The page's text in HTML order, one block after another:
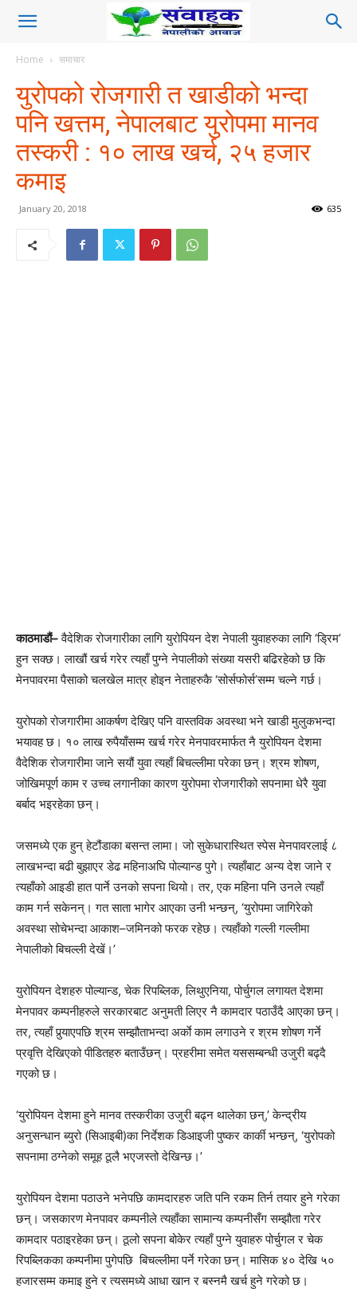
Home समाचार
युरोपको रोजगारी त खाडीको भन्दा
पनि खत्तम, नेपालबाट युरोपमा मानव
तस्करी : १० लाख खर्च, २५ हजार
कमाइ
January 20, 2018 635
काठमाडौं–वैदेशिक रोजगारीका लागि युरोपियन देश नेपाली युवाहरुका लागि ‘ड्रिम’
हुन सक्छ। लाखौं खर्च गरेर त्यहाँ पुग्ने नेपालीको संख्या यसरी बढिरहेको छ कि
मेनपावरमा पैसाको चलखेल मात्र होइन नेताहरुकै ‘सोर्सफोर्स’सम्म चल्ने गर्छ।
युरोपको रोजगारीमा आकर्षण देखिए पनि वास्तविक अवस्था भने खाडी मुलुकभन्दा
भयावह छ। १० लाख रुपैयाँसम्म खर्च गरेर मेनपावरमार्फत नै युरोपियन देशमा
वैदेशिक रोजगारीमा जाने सयौं युवा त्यहाँ बिचल्लीमा परेका छन्। श्रम शोषण,
जोखिमपूर्ण काम र उच्च लगानीका कारण युरोपमा रोजगारीको सपनामा धेरै युवा
बर्बाद भइरहेका छन्।
जसमध्ये एक हुन् हेटौंडाका बसन्त लामा। जो सुकेधारास्थित स्पेस मेनपावरलाई ८
लाखभन्दा बढी बुझाएर डेढ महिनाअघि पोल्यान्ड पुगे। त्यहाँबाट अन्य देश जाने र
त्यहाँको आइडी हात पार्ने उनको सपना थियो। तर, एक महिना पनि उनले त्यहाँ
काम गर्न सकेनन्। गत साता भागेर आएका उनी भन्छन्, ‘युरोपमा जागिरेको
अवस्था सोचेभन्दा आकाश–जमिनको फरक रहेछ। त्यहाँको गल्ली गल्लीमा
नेपालीको बिचल्ली देखें।’
युरोपियन देशहरु पोल्यान्ड, चेक रिपब्लिक, लिथुएनिया, पोर्चुगल लगायत देशमा
मेनपावर कम्पनीहरुले सरकारबाट अनुमती लिएर नै कामदार पठाउँदै आएका छन्।
तर, त्यहाँ पुर्‍याएपछि श्रम सम्झौताभन्दा अर्काे काम लगाउने र श्रम शोषण गर्ने
प्रवृत्ति देखिएको पीडितहरु बताउँछन्। प्रहरीमा समेत यससम्बन्धी उजुरी बढ्दै
गएको छ।
‘युरोपियन देशमा हुने मानव तस्करीका उजुरी बढ्न थालेका छन्,’ केन्द्रीय
अनुसन्धान ब्युरो (सिआइबी)का निर्देशक डिआइजी पुष्कर कार्की भन्छन्, ‘युरोपको
सपनामा ठग्नेको समूह ठूलै भएजस्तो देखिन्छ।’
युरोपियन देशमा पठाउने भनेपछि कामदारहरु जति पनि रकम तिर्न तयार हुने गरेका
छन्। जसकारण मेनपावर कम्पनीले त्यहाँका सामान्य कम्पनीसँग सम्झौता गरेर
कामदार पठाइरहेका छन्। ठूलो सपना बोकेर त्यहाँ पुग्ने युवाहरु पोर्चुगल र चेक
रिपब्लिकका कम्पनीमा पुगेपछि बिचल्लीमा पर्ने गरेका छन्। मासिक ४० देखि ५०
हजारसम्म कमाइ हुने र त्यसमध्ये आधा खान र बस्नमै खर्च हुने गरेको छ।